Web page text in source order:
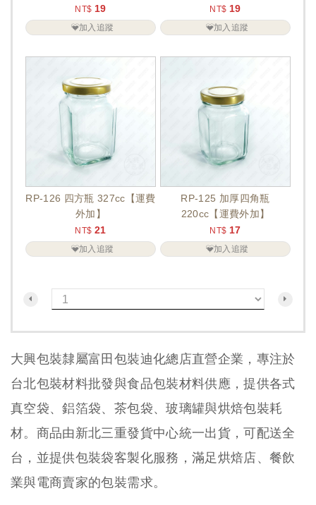
NT$ 19
加入追蹤
NT$ 19
加入追蹤
RP-126 四方瓶 327cc【運費
外加】
NT$ 21
加入追蹤
RP-125 加厚四角瓶
220cc【運費外加】
NT$ 17
加入追蹤
大興包裝隸屬富田包裝迪化總店直營企業，專注於
台北包裝材料批發與食品包裝材料供應，提供各式
真空袋、鋁箔袋、茶包袋、玻璃罐與烘焙包裝耗
材。商品由新北三重發貨中心統一出貨，可配送全
台，並提供包裝袋客製化服務，滿足烘焙店、餐飲
業與電商賣家的包裝需求。